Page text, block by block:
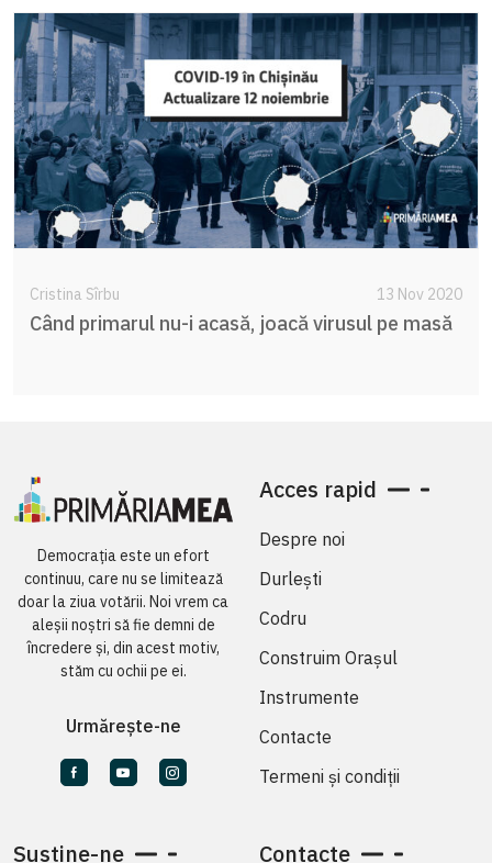
Cristina Sîrbu 13 Nov 2020
Când primarul nu-i acasă, joacă virusul pe masă
Democrația este un efort
continuu, care nu se limitează
doar la ziua votării. Noi vrem ca
aleșii noștri să fie demni de
încredere și, din acest motiv,
stăm cu ochii pe ei.
Urmărește-ne
Acces rapid
Despre noi
Durlești
Codru
Construim Orașul
Instrumente
Contacte
Termeni și condiții
Susține-ne Contacte